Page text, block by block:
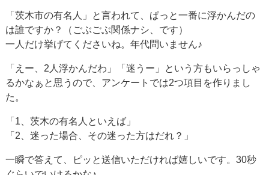
「茨木市の有名人」と言われて、ぱっと一番に浮かんだの
は誰ですか？（ごぶごぶ関係ナシ、です）
一人だけ挙げてくださいね。年代問いません♪
「えー、2人浮かんだわ」「迷うー」という方もいらっしゃ
るかなぁと思うので、アンケートでは2つ項目を作りまし
た。
「1、茨木の有名人といえば」
「2、迷った場合、その迷った方はだれ？」
一瞬で答えて、ピッと送信いただければ嬉しいです。30秒